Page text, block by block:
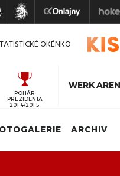
OKÉNKO
POHÁR
PREZIDENTA
2014/2015
WERK
ARCHIV